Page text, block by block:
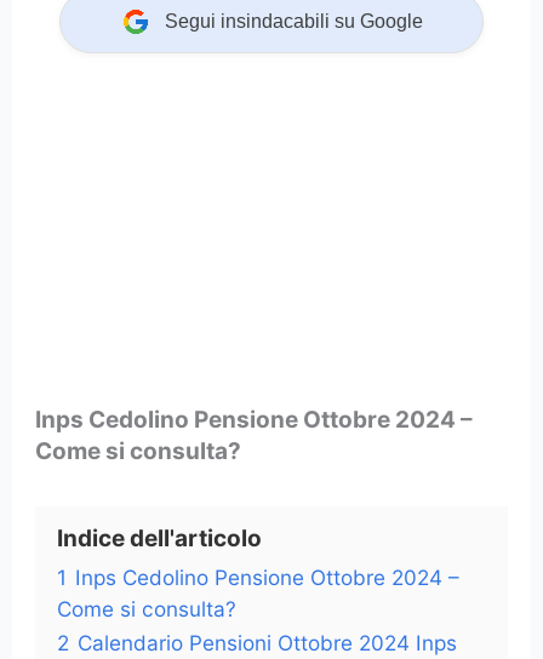
Segui insindacabili su Google
Inps Cedolino Pensione Ottobre 2024 –
Come si consulta?
Indice dell'articolo
1 Inps Cedolino Pensione Ottobre 2024 –
Come si consulta?
2 Calendario Pensioni Ottobre 2024 Inps